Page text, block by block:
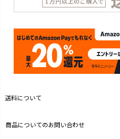
送料について
商品についてのお問い合わせ